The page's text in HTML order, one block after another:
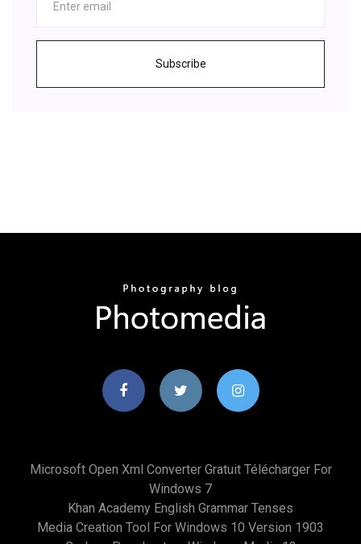
Subscribe
Microsoft Open Xml Converter Gratuit Télécharger For
Windows 7
Khan Academy English Grammar Tenses
Media Creation Tool For Windows 10 Version 1903